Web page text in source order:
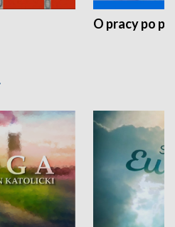
O pracy po